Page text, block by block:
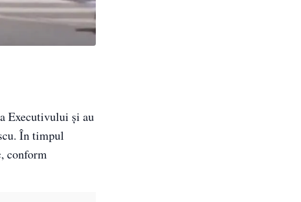
Executivului și au
În timpul
conform